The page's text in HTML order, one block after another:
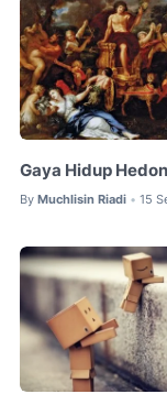
Gaya Hidup
By Muchlisin Riadi • 15